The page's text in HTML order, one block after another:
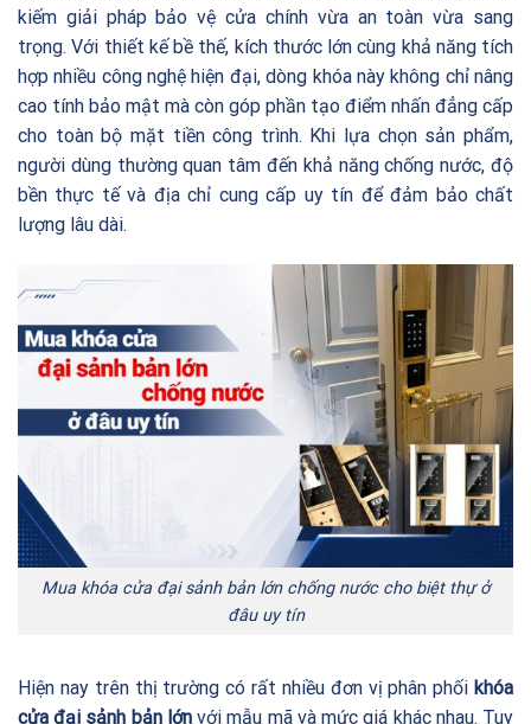
kiếm giải pháp bảo vệ cửa chính vừa an toàn vừa sang
trọng. Với thiết kế bề thế, kích thước lớn cùng khả năng tích
hợp nhiều công nghệ hiện đại, dòng khóa này không chỉ nâng
cao tính bảo mật mà còn góp phần tạo điểm nhấn đẳng cấp
cho toàn bộ mặt tiền công trình. Khi lựa chọn sản phẩm,
người dùng thường quan tâm đến khả năng chống nước, độ
bền thực tế và địa chỉ cung cấp uy tín để đảm bảo chất
lượng lâu dài.
Mua khóa cửa đại sảnh bản lớn chống nước cho biệt thự ở
đâu uy tín
Hiện nay trên thị trường có rất nhiều đơn vị phân phối khóa
cửa đại sảnh bản lớnvới mẫu mã và mức giá khác nhau. Tuy